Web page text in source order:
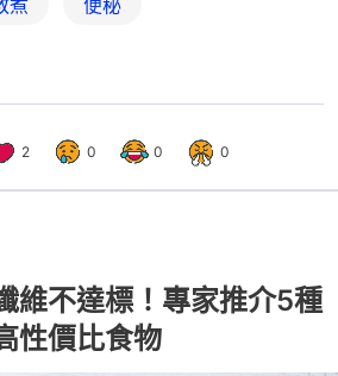
2 0 0 0
維不達標！專家推介5種
性價比食物